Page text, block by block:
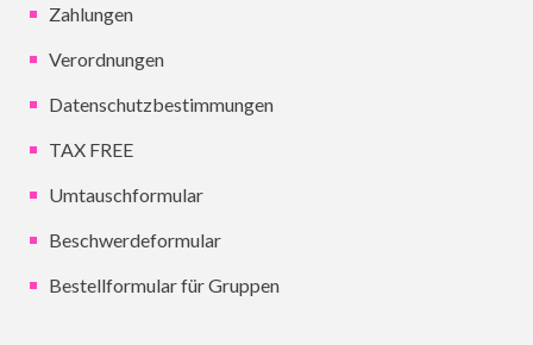
Zahlungen
Verordnungen
Datenschutzbestimmungen
TAX FREE
Umtauschformular
Beschwerdeformular
Bestellformular für Gruppen